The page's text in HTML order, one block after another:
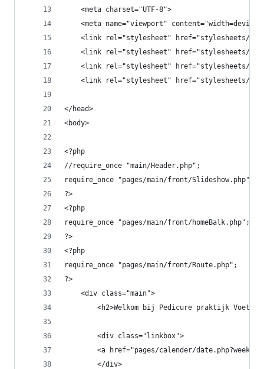
    <meta charset="UTF-8">
<meta name="viewport"
<link rel="stylesheet" href="stylesheets/
<link rel="stylesheet" href="stylesheets/
<link rel="stylesheet" href="stylesheets/
<link rel="stylesheet" href="stylesheets/
</head>
<body>
<?php
//require_once "main/Header.php";
require_once "pages/main/front/Slideshow.php";
?>
<?php
require_once "pages/main/front/homeBalk.php";
?>
<?php
require_once "pages/main/front/Route.php";
?>
    <div class="main">
<h2>Welkom bij Pedicure praktijk Voeten
        <div class="linkbox">
<a href="pages/calender/
        </div>